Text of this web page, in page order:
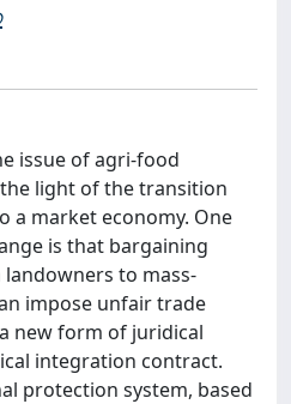
issue of agri-food
light of the transition
a market economy. One
is that bargaining
to mass-
impose unfair trade
new form of juridical
integration contract.
protection system, based